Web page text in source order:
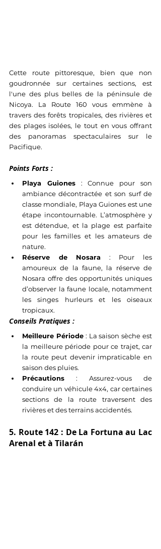
Cette route pittoresque, bien que non
goudronnée sur certaines sections, est
l'une des plus belles de la péninsule de
Nicoya. La Route 160 vous emmène à
travers des forêts tropicales, des rivières et
des plages isolées, le tout en vous offrant
des panoramas spectaculaires sur le
Pacifique.
Points Forts :
Playa Guiones : Connue pour son
ambiance décontractée et son surf de
classe mondiale, Playa Guiones est une
étape incontournable. L’atmosphère y
est détendue, et la plage est parfaite
pour les familles et les amateurs de
nature.
Réserve de Nosara : Pour les
amoureux de la faune, la réserve de
Nosara offre des opportunités uniques
d’observer la faune locale, notamment
les singes hurleurs et les oiseaux
tropicaux.
Conseils Pratiques :
Meilleure Période : La saison sèche est
la meilleure période pour ce trajet, car
la route peut devenir impraticable en
saison des pluies.
Précautions : Assurez-vous de
conduire un véhicule 4x4, car certaines
sections de la route traversent des
rivières et des terrains accidentés.
5. Route 142 : De La Fortuna au Lac
Arenal et à Tilarán